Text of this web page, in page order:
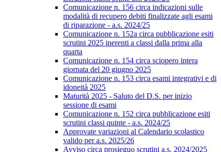
Comunicazione n. 156 circa indicazioni sulle
modalità di recupero debiti finalizzate agli esami
di riparazione - a.s. 2024/25
Comunicazione n. 152a circa pubblicazione esiti
scrutini 2025 inerenti a classi dalla prima alla
quarta
Comunicazione n. 154 circa sciopero intera
giornata del 20 giugno 2025
Comunicazione n. 153 circa esami integrativi e di
idoneità 2025
Maturità 2025 - Saluto del D.S. per inizio
sessione di esami
Comunicazione n. 152 circa pubblicazione esiti
scrutini classi quinte - a.s. 2024/25
Approvate variazioni al Calendario scolastico
valido per a.s. 2025/26
Avviso circa prosieguo scrutini a.s. 2024/2025